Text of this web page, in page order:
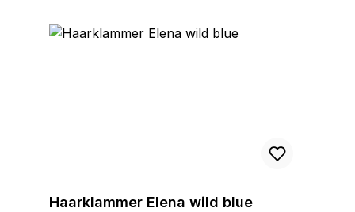
Haarklammer Elena wild blue